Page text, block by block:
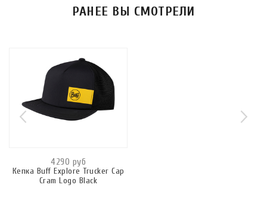
РАНЕЕ ВЫ СМОТРЕЛИ
4290 руб
Кепка Buff Explore Trucker Cap
Cram Logo Black